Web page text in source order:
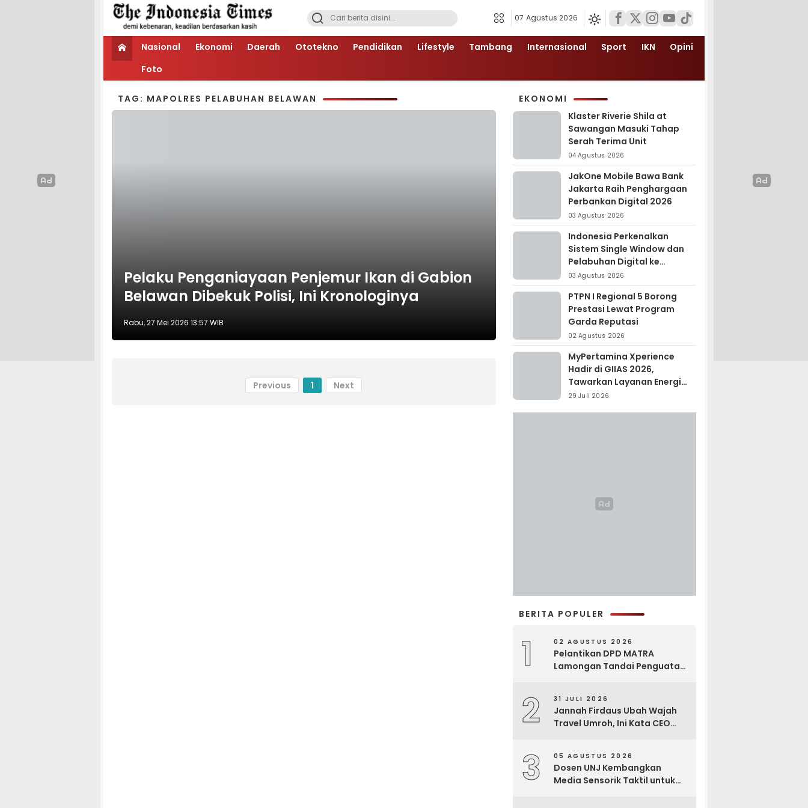
07 Agustus 2026
Nasional Ekonomi Daerah Ototekno Pendidikan Lifestyle Tambang Internasional Sport IKN
Opini
Foto
TAG: MAPOLRES PELABUHAN BELAWAN
Pelaku Penganiayaan Penjemur Ikan di Gabion
Belawan Dibekuk Polisi, Ini Kronologinya
Rabu, 27 Mei 2026 13:57 WIB
Previous 1 Next
EKONOMI
Klaster Riverie Shila at
Sawangan Masuki Tahap
Serah Terima Unit
04 Agustus 2026
JakOne Mobile Bawa Bank
Jakarta Raih Penghargaan
Perbankan Digital 2026
03 Agustus 2026
Indonesia Perkenalkan
Sistem Single Window dan
Pelabuhan Digital ke
Madagaskar
03 Agustus 2026
PTPN I Regional 5 Borong
Prestasi Lewat Program
Garda Reputasi
02 Agustus 2026
MyPertamina Xperience
Hadir di GIIAS 2026,
Tawarkan Layanan Energi
Terintegrasi
29 Juli 2026
BERITA POPULER
1 02 AGUSTUS 2026
Pelantikan DPD MATRA
Lamongan Tandai Penguatan
2 31 JULI 2026
Jannah Firdaus Ubah Wajah
Travel Umroh, Ini Kata CEO
3 05 AGUSTUS 2026
Dosen UNJ Kembangkan
Media Sensorik Taktil untuk